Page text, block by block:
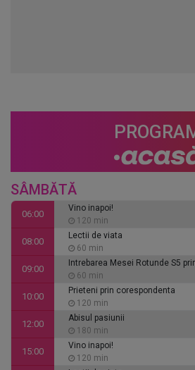
SÂMBĂTĂ
06:00
Vino inapoi!
120 min
08:00
Lectii de viata
60 min
09:00
Intrebarea Mesei Rotunde S5
60 min
10:00
Prieteni prin corespondenta
120 min
12:00
Abisul pasiunii
180 min
15:00
Vino inapoi!
120 min